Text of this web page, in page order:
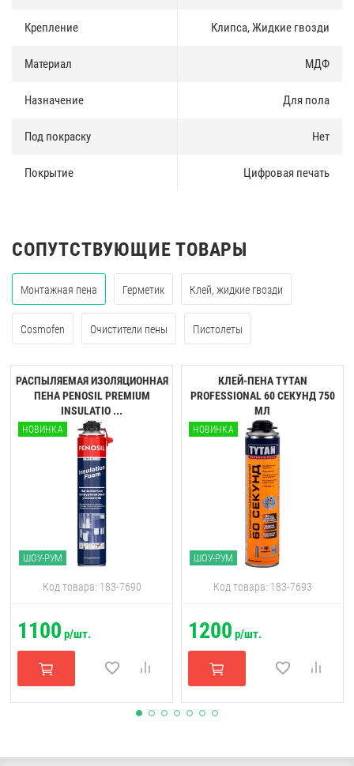
Крепление Клипса, Жидкие гвозди
Материал МДФ
Назначение Для пола
Под покраску Нет
Покрытие Цифровая печать
СОПУТСТВУЮЩИЕ ТОВАРЫ
Монтажная пена Герметик Клей, жидкие гвозди
Cosmofen Очистители пены Пистолеты
РАСПЫЛЯЕМАЯ ИЗОЛЯЦИОННАЯ
ПЕНА PENOSIL PREMIUM
INSULATIO ...
НОВИНКА
ШОУ-РУМ
Код товара: 183-7690
1100 р/шт.
КЛЕЙ-ПЕНА TYTAN
PROFESSIONAL 60 CЕКУНД 750
МЛ
НОВИНКА
ШОУ-РУМ
Код товара: 183-7693
1200 р/шт.